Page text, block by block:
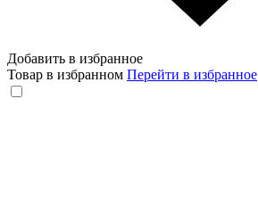
Добавить в избранное
Товар в избранном Перейти в избранное